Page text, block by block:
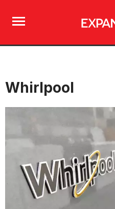
Whirlpool